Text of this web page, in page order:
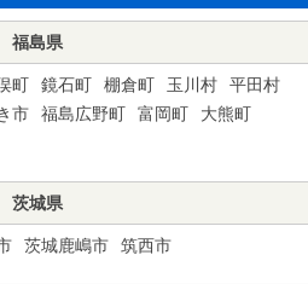
福島県
町 鏡石町 棚倉町 玉川村
平田村
市 福島広野町 富岡町
大熊町
茨城県
茨城鹿嶋市 筑西市